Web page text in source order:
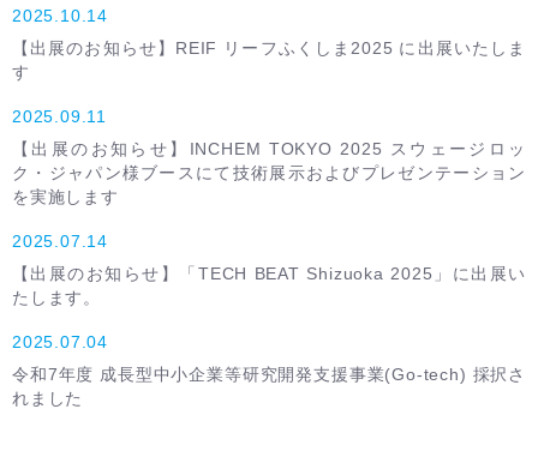
2025.10.14
【出展のお知らせ】REIF リーフふくしま2025 に出展いたしま
す
2025.09.11
【出展のお知らせ】INCHEM TOKYO 2025 スウェージロッ
ク・ジャパン様ブースにて技術展示およびプレゼンテーション
を実施します
2025.07.14
【出展のお知らせ】「TECH BEAT Shizuoka 2025」に出展い
たします。
2025.07.04
令和7年度 成長型中小企業等研究開発支援事業(Go-tech) 採択さ
れました